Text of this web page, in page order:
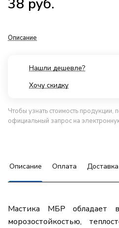
38 руб.
Описание
Нашли дешевле?
Хочу скидку
Чтобы узнать стоимость продукции,
официальный запрос на
Описание Оплата Доставка
Мастика МБР обладает
морозостойкостью,